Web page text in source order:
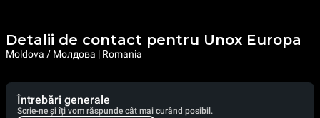
Detalii de contact pentru Unox Europa
Moldova / Молдова | Romania
Întrebări generale
Scrie-ne și îți vom răspunde cât mai curând posibil.